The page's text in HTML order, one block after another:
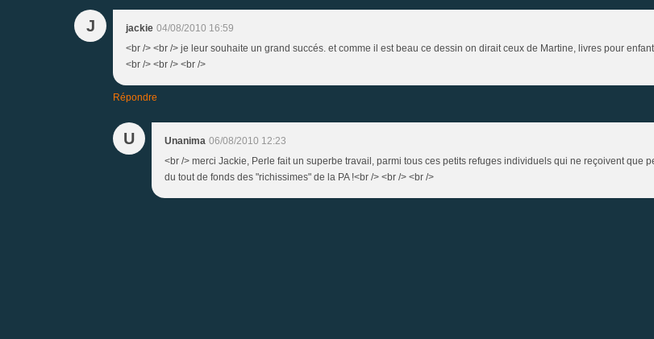
J jackie 04/08/2010 16:59
<br /> <br /> je leur souhaite un grand succés. et comme il est beau ce dessin on dirait ceux de Martine, livres pour
<br /> <br /> <br />
Répondre
U Unanima 06/08/2010 12:23
<br /> merci Jackie, Perle fait un superbe travail, parmi tous ces petits refuges individuels qui ne reçoivent que
du tout de fonds des "richissimes" de la PA !<br /> <br /> <br />